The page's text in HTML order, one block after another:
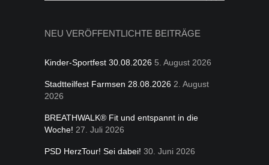
NEU VERÖFFENTLICHTE BEITRÄGE
Kinder-Sportfest 30.08.2026 5. August 2026
Stadtteilfest Farmsen 28.08.2026 2. August
2026
BREATHWALK® Fit und entspannt in die
Woche! 27. Juli 2026
PSD HerzTour! Sei dabei! 30. Juni 2026